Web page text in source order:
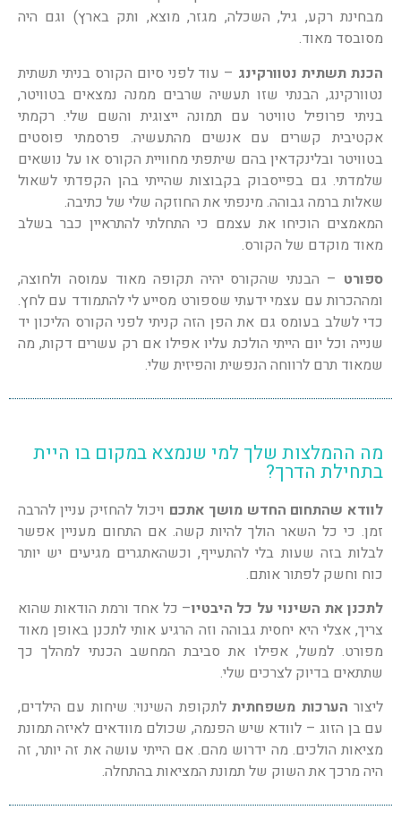
מבחינת רקע, גיל, השכלה, מגזר, מוצא, ותק בארץ) וגם היה
מסובסד מאוד.
הכנת תשתית נטוורקינג – עוד לפני סיום הקורס בניתי תשתית
נטוורקינג, הבנתי שזו תעשיה שרבים ממנה נמצאים בטוויטר,
בניתי פרופיל טוויטר עם תמונה ייצוגית והשם שלי. רקמתי
אקטיבית קשרים עם אנשים מהתעשיה. פרסמתי פוסטים
בטוויטר ובלינקדאין בהם שיתפתי מחוויית הקורס או על נושאים
שלמדתי. גם בפייסבוק בקבוצות שהייתי בהן הקפדתי לשאול
שאלות ברמה גבוהה. מינפתי את החוזקה שלי של כתיבה.
המאמצים הוכיחו את עצמם כי התחלתי להתראיין כבר בשלב
מאוד מוקדם של הקורס.
ספורט – הבנתי שהקורס יהיה תקופה מאוד עמוסה ולחוצה,
ומההכרות עם עצמי ידעתי שספורט מסייע לי להתמודד עם לחץ.
כדי לשלב בעומס גם את הפן הזה קניתי לפני הקורס הליכון יד
שנייה וכל יום הייתי הולכת עליו אפילו אם רק עשרים דקות, מה
שמאוד תרם לרווחה הנפשית והפיזית שלי.
מה ההמלצות שלך למי שנמצא במקום בו היית
בתחילת הדרך?
לוודא שהתחום החדש מושך אתכם ויכול להחזיק עניין להרבה
זמן. כי כל השאר הולך להיות קשה. אם התחום מעניין אפשר
לבלות בזה שעות בלי להתעייף, וכשהאתגרים מגיעים יש יותר
כוח וחשק לפתור אותם.
לתכנן את השינוי על כל היבטיו– כל אחד ורמת הודאות שהוא
צריך, אצלי היא יחסית גבוהה וזה הרגיע אותי לתכנן באופן מאוד
מפורט. למשל, אפילו את סביבת המחשב הכנתי למהלך כך
שתתאים בדיוק לצרכים שלי.
ליצור הערכות משפחתיתלתקופת השינוי: שיחות עם הילדים,
עם בן הזוג – לוודא שיש הפנמה, שכולם מוודאים לאיזה תמונת
מציאות הולכים. מה ידרוש מהם. אם הייתי עושה את זה יותר, זה
היה מרכך את השוק של תמונת המציאות בהתחלה.